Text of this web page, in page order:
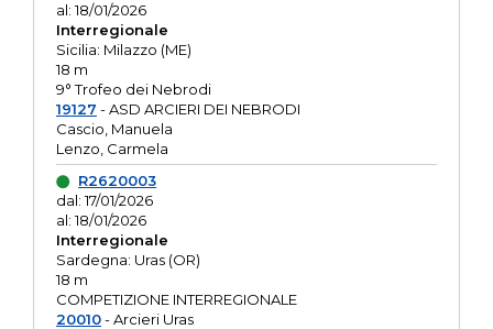
al: 18/01/2026
Interregionale
Sicilia: Milazzo (ME)
18 m
9° Trofeo dei Nebrodi
19127 - ASD ARCIERI DEI NEBRODI
Cascio, Manuela
Lenzo, Carmela
R2620003
dal: 17/01/2026
al: 18/01/2026
Interregionale
Sardegna: Uras (OR)
18 m
COMPETIZIONE INTERREGIONALE
20010- Arcieri Uras